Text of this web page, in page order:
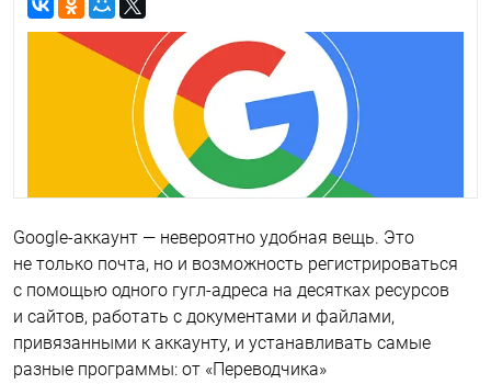
аккаунт и перейти на Яндекс? Этот текст с пошаговой
инструкцией по удалению гугл-аккаунта будет как нельзя
Google-аккаунт — невероятно удобная вещь. Это
не только почта, но и возможность регистрироваться
с помощью одного гугл-адреса на десятках ресурсов
и сайтов, работать с документами и файлами,
привязанными к аккаунту, и устанавливать самые
разные программы: от «Переводчика»